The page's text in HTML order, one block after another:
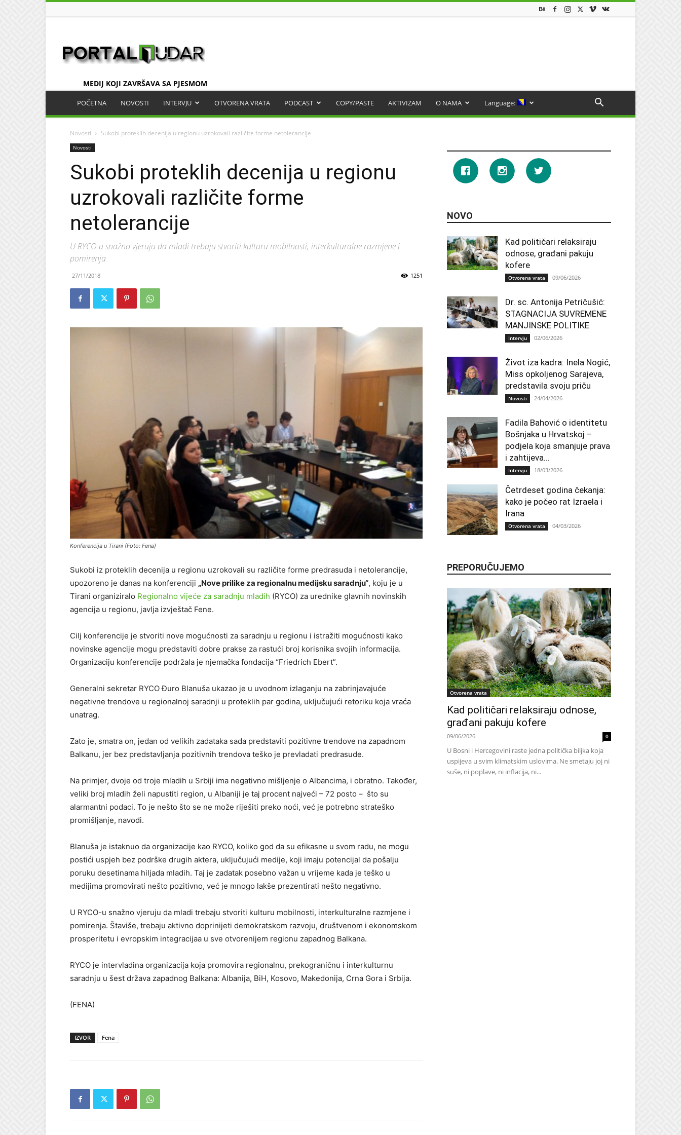
MEDIJ KOJI ZAVRŠAVA SA PJESMOM
POČETNA NOVOSTI INTERVJU OTVORENA VRATA PODCAST COPY/PASTE AKTIVIZAM O NAMA Language:
Novosti Sukobi proteklih decenija u regionu uzrokovali različite forme netolerancije
Novosti
Sukobi proteklih decenija u regionu
uzrokovali različite forme
netolerancije
U RYCO-u snažno vjeruju da mladi trebaju stvoriti kulturu mobilnosti, interkulturalne razmjene i
pomirenja
27/11/2018 1251
Konferencija u Tirani (Foto: Fena)
Sukobi iz proteklih decenija u regionu uzrokovali su različite forme predrasuda i netolerancije,
upozoreno je danas na konferenciji „Nove prilike za regionalnu medijsku saradnju“, koju je u
Tirani organiziralo Regionalno vijeće za saradnju mladih (RYCO) za urednike glavnih novinskih
agencija u regionu, javlja izvještač Fene.
Cilj konferencije je stvoriti nove mogućnosti za saradnju u regionu i istražiti mogućnosti kako
novinske agencije mogu predstaviti dobre prakse za rastući broj korisnika svojih informacija.
Organizaciju konferencije podržala je njemačka fondacija “Friedrich Ebert”.
Generalni sekretar RYCO Đuro Blanuša ukazao je u uvodnom izlaganju na zabrinjavajuće
negativne trendove u regionalnoj saradnji u proteklih par godina, uključujući retoriku koja vraća
unatrag.
Zato je, smatra on, jedan od velikih zadataka sada predstaviti pozitivne trendove na zapadnom
Balkanu, jer bez predstavljanja pozitivnih trendova teško je prevladati predrasude.
Na primjer, dvoje od troje mladih u Srbiji ima negativno mišljenje o Albancima, i obratno. Također,
veliki broj mladih želi napustiti region, u Albaniji je taj procent najveći – 72 posto – što su
alarmantni podaci. To je nešto što se ne može riješiti preko noći, već je potrebno strateško
promišljanje, navodi.
Blanuša je istaknuo da organizacije kao RYCO, koliko god da su efikasne u svom radu, ne mogu
postići uspjeh bez podrške drugih aktera, uključujući medije, koji imaju potencijal da pošalju
poruku desetinama hiljada mladih. Taj je zadatak posebno važan u vrijeme kada je teško u
medijima promovirati nešto pozitivno, već je mnogo lakše prezentirati nešto negativno.
U RYCO-u snažno vjeruju da mladi trebaju stvoriti kulturu mobilnosti, interkulturalne razmjene i
pomirenja. Štaviše, trebaju aktivno doprinijeti demokratskom razvoju, društvenom i ekonomskom
prosperitetu i evropskim integracijaa u sve otvorenijem regionu zapadnog Balkana.
RYCO je intervladina organizacija koja promovira regionalnu, prekograničnu i interkulturnu
saradnju u šest država zapadnog Balkana: Albanija, BiH, Kosovo, Makedonija, Crna Gora i Srbija.
(FENA)
IZVOR Fena
NOVO
Kad političari relaksiraju
odnose, građani pakuju
kofere
Otvorena vrata 09/06/2026
Dr. sc. Antonija Petričušić:
STAGNACIJA SUVREMENE
MANJINSKE POLITIKE
Intervju 02/06/2026
Život iza kadra: Inela Nogić,
Miss opkoljenog Sarajeva,
predstavila svoju priču
Novosti 24/04/2026
Fadila Bahović o identitetu
Bošnjaka u Hrvatskoj –
podjela koja smanjuje prava
i zahtijeva...
Intervju 18/03/2026
Četrdeset godina čekanja:
kako je počeo rat Izraela i
Irana
Otvorena vrata 04/03/2026
PREPORUČUJEMO
Otvorena vrata
Kad političari relaksiraju odnose,
građani pakuju kofere
09/06/2026 0
U Bosni i Hercegovini raste jedna politička biljka koja
uspijeva u svim klimatskim uslovima. Ne smetaju joj ni
suše, ni poplave, ni inflacija, ni...